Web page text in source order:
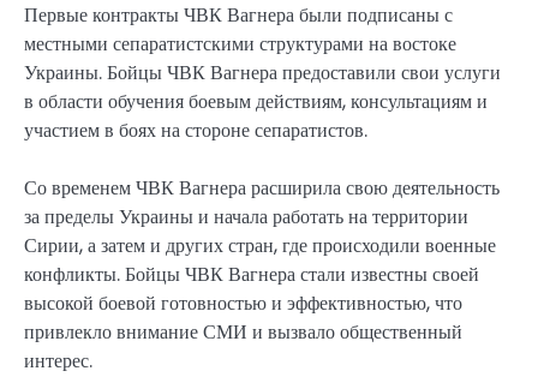
Первые контракты ЧВК Вагнера были подписаны с
местными сепаратистскими структурами на востоке
Украины. Бойцы ЧВК Вагнера предоставили свои услуги
в области обучения боевым действиям, консультациям и
участием в боях на стороне сепаратистов.
Со временем ЧВК Вагнера расширила свою деятельность
за пределы Украины и начала работать на территории
Сирии, а затем и других стран, где происходили военные
конфликты. Бойцы ЧВК Вагнера стали известны своей
высокой боевой готовностью и эффективностью, что
привлекло внимание СМИ и вызвало общественный
интерес.